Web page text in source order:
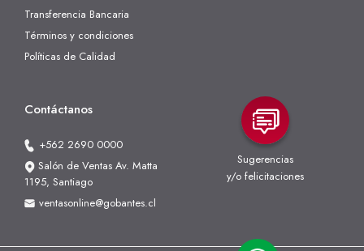
Transferencia Bancaria
Términos y condiciones
Políticas de Calidad
Contáctanos
+562 2690 0000
Salón de Ventas Av. Matta
1195, Santiago
ventasonline@gobantes.cl
Sugerencias
y/o felicitaciones